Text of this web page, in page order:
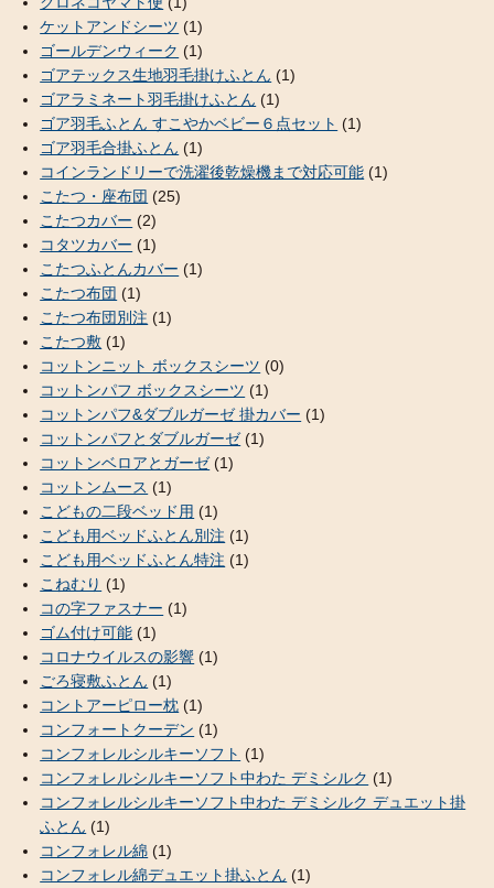
ケットアンドシーツ (1)
ゴールデンウィーク (1)
ゴアテックス生地羽毛掛けふとん (1)
ゴアラミネート羽毛掛けふとん (1)
ゴア羽毛ふとん すこやかベビー６点セット (1)
ゴア羽毛合掛ふとん (1)
コインランドリーで洗濯後乾燥機まで対応可能 (1)
こたつ・座布団 (25)
こたつカバー (2)
コタツカバー (1)
こたつふとんカバー (1)
こたつ布団 (1)
こたつ布団別注 (1)
こたつ敷 (1)
コットンニット ボックスシーツ (0)
コットンパフ ボックスシーツ (1)
コットンパフ&ダブルガーゼ 掛カバー (1)
コットンパフとダブルガーゼ(1)
コットンベロアとガーゼ(1)
コットンムース (1)
こどもの二段ベッド用 (1)
こども用ベッドふとん別注 (1)
こども用ベッドふとん特注 (1)
こねむり (1)
コの字ファスナー (1)
ゴム付け可能 (1)
コロナウイルスの影響 (1)
ごろ寝敷ふとん (1)
コントアーピロー枕 (1)
コンフォートクーデン (1)
コンフォレルシルキーソフト (1)
コンフォレルシルキーソフト中わた デミシルク (1)
コンフォレルシルキーソフト中わた デミシルク デュエット掛
ふとん (1)
コンフォレル綿 (1)
コンフォレル綿デュエット掛ふとん (1)